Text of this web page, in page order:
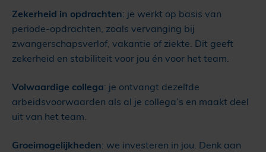
Zekerheid in opdrachten: je werkt op basis van
periode-opdrachten, zoals vervanging bij
zwangerschapsverlof, vakantie of ziekte. Dit geeft
zekerheid en stabiliteit voor jou én voor het team.
Volwaardige collega: je ontvangt dezelfde
arbeidsvoorwaarden als al je collega’s en maakt deel
uit van het team.
Groeimogelijkheden: we investeren in jou. Denk aan